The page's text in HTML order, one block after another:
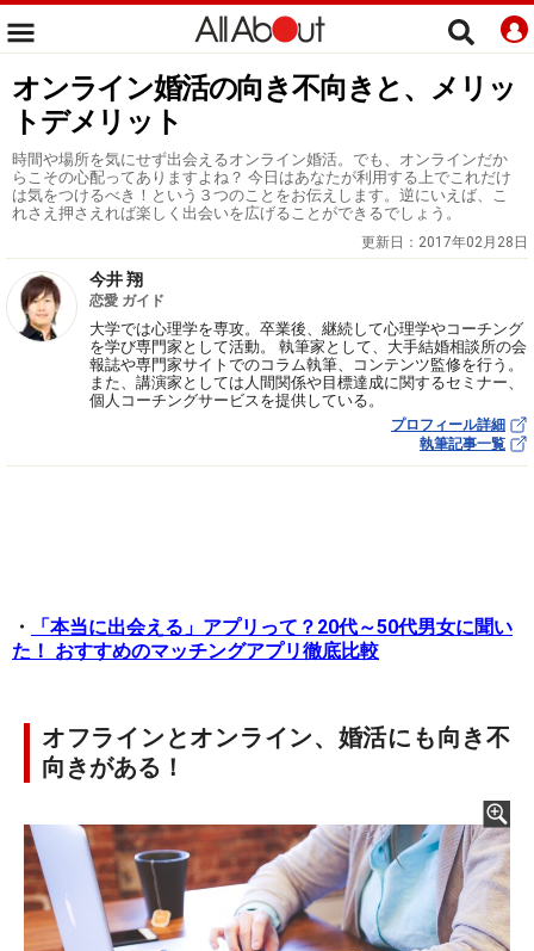
オンライン婚活の向き不向きと、メリッ
トデメリット
時間や場所を気にせず出会えるオンライン婚活。でも、オンラインだか
らこその心配ってありますよね？ 今日はあなたが利用する上でこれだけ
は気をつけるべき！という３つのことをお伝えします。逆にいえば、こ
れさえ押さえれば楽しく出会いを広げることができるでしょう。
更新日： 2017年02月28日
今井 翔
恋愛 ガイド
大学では心理学を専攻。卒業後、継続して心理学やコーチング
を学び専門家として活動。 執筆家として、大手結婚相談所の会
報誌や専門家サイトでのコラム執筆、コンテンツ監修を行う。
また、講演家としては人間関係や目標達成に関するセミナー、
個人コーチングサービスを提供している。
プロフィール詳細
執筆記事一覧
・
「本当に出会える」アプリって？20代～50代男女に聞い
た！ おすすめのマッチングアプリ徹底比較
オフラインとオンライン、婚活にも向き不
向きがある！